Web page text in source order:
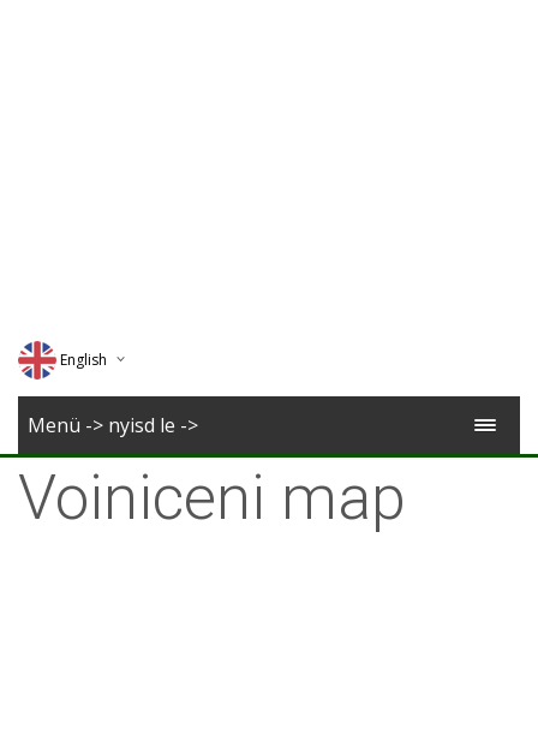
English
Deutsch
Magyar
Romana
Menü -> nyisd le ->
Voiniceni map